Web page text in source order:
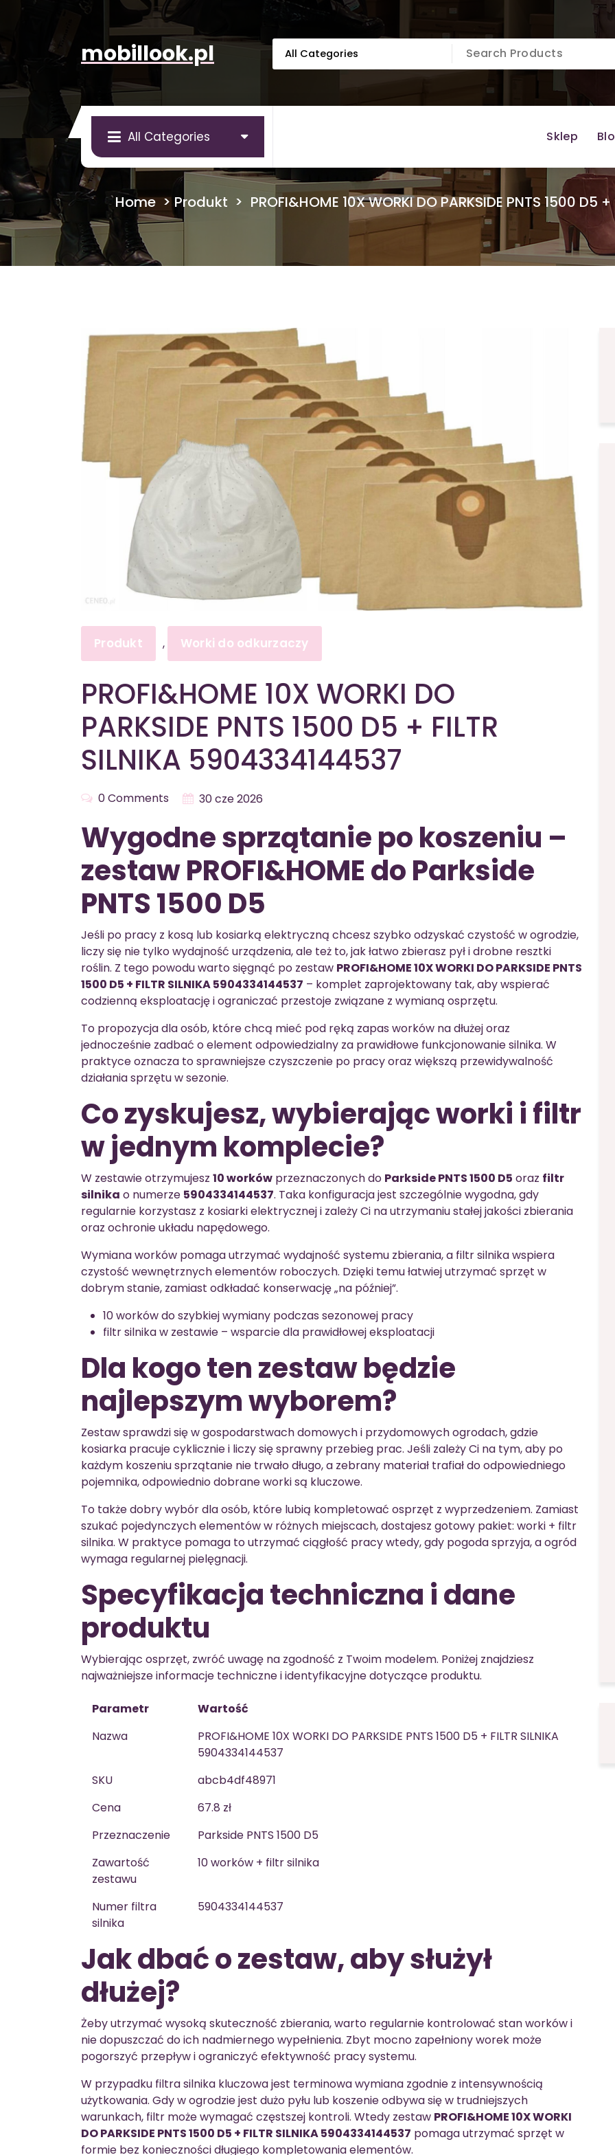
mobillook.pl
All Categories Sklep
Home>Produkt > PROFI&HOME 10X WORKI DO PARKSIDE PNTS 1500 D5
Produkt , Worki do odkurzaczy
PROFI&HOME 10X WORKI DO
PARKSIDE PNTS 1500 D5 + FILTR
SILNIKA 5904334144537
0 Comments 30 cze 2026
Wygodne sprzątanie po koszeniu –
zestaw PROFI&HOME do Parkside
PNTS 1500 D5
Jeśli po pracy z kosą lub kosiarką elektryczną chcesz szybko odzyskać czystość w ogrodzie,
liczy się nie tylko wydajność urządzenia, ale też to, jak łatwo zbierasz pył i drobne resztki
roślin. Z tego powodu warto sięgnąć po zestaw PROFI&HOME 10X WORKI DO PARKSIDE PNTS
1500 D5 + FILTR SILNIKA 5904334144537 – komplet zaprojektowany tak, aby wspierać
codzienną eksploatację i ograniczać przestoje związane z wymianą osprzętu.
To propozycja dla osób, które chcą mieć pod ręką zapas worków na dłużej oraz
jednocześnie zadbać o element odpowiedzialny za prawidłowe funkcjonowanie silnika. W
praktyce oznacza to sprawniejsze czyszczenie po pracy oraz większą przewidywalność
działania sprzętu w sezonie.
Co zyskujesz, wybierając worki i filtr
w jednym komplecie?
W zestawie otrzymujesz 10 worków przeznaczonych do Parkside PNTS 1500 D5 oraz filtr
silnika o numerze 5904334144537. Taka konfiguracja jest szczególnie wygodna, gdy
regularnie korzystasz z kosiarki elektrycznej i zależy Ci na utrzymaniu stałej jakości zbierania
oraz ochronie układu napędowego.
Wymiana worków pomaga utrzymać wydajność systemu zbierania, a filtr silnika wspiera
czystość wewnętrznych elementów roboczych. Dzięki temu łatwiej utrzymać sprzęt w
dobrym stanie, zamiast odkładać konserwację „na później”.
10 worków do szybkiej wymiany podczas sezonowej pracy
filtr silnika w zestawie – wsparcie dla prawidłowej eksploatacji
Dla kogo ten zestaw będzie
najlepszym wyborem?
Zestaw sprawdzi się w gospodarstwach domowych i przydomowych ogrodach, gdzie
kosiarka pracuje cyklicznie i liczy się sprawny przebieg prac. Jeśli zależy Ci na tym, aby po
każdym koszeniu sprzątanie nie trwało długo, a zebrany materiał trafiał do odpowiedniego
pojemnika, odpowiednio dobrane worki są kluczowe.
To także dobry wybór dla osób, które lubią kompletować osprzęt z wyprzedzeniem. Zamiast
szukać pojedynczych elementów w różnych miejscach, dostajesz gotowy pakiet: worki + filtr
silnika. W praktyce pomaga to utrzymać ciągłość pracy wtedy, gdy pogoda sprzyja, a ogród
wymaga regularnej pielęgnacji.
Specyfikacja techniczna i dane
produktu
Wybierając osprzęt, zwróć uwagę na zgodność z Twoim modelem. Poniżej znajdziesz
najważniejsze informacje techniczne i identyfikacyjne dotyczące produktu.
Parametr
Wartość
Nazwa
PROFI&HOME 10X WORKI DO PARKSIDE PNTS 1500 D5 + FILTR SILNIKA
5904334144537
SKU
abcb4df48971
Cena
67.8 zł
Przeznaczenie
Parkside PNTS 1500 D5
Zawartość
zestawu
10 worków + filtr silnika
Numer filtra
silnika
5904334144537
Jak dbać o zestaw, aby służył
dłużej?
Żeby utrzymać wysoką skuteczność zbierania, warto regularnie kontrolować stan worków i
nie dopuszczać do ich nadmiernego wypełnienia. Zbyt mocno zapełniony worek może
pogorszyć przepływ i ograniczyć efektywność pracy systemu.
W przypadku filtra silnika kluczowa jest terminowa wymiana zgodnie z intensywnością
użytkowania. Gdy w ogrodzie jest dużo pyłu lub koszenie odbywa się w trudniejszych
warunkach, filtr może wymagać częstszej kontroli. Wtedy zestaw PROFI&HOME 10X WORKI
DO PARKSIDE PNTS 1500 D5 + FILTR SILNIKA 5904334144537 pomaga utrzymać sprzęt w
formie bez konieczności długiego kompletowania elementów.